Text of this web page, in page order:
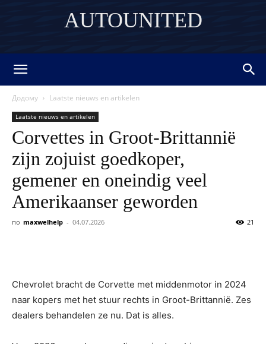
AUTOUNITED
Додому Laatste nieuws en artikelen
Laatste nieuws en artikelen
Corvettes in Groot-Brittannië
zijn zojuist goedkoper,
gemener en oneindig veel
Amerikaanser geworden
по maxwelhelp - 04.07.2026 21
Chevrolet bracht de Corvette met middenmotor in 2024
naar kopers met het stuur rechts in Groot-Brittannië. Zes
dealers behandelen ze nu. Dat is alles.